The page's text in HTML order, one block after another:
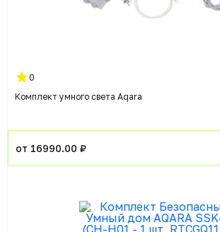
0
Комплект умного света Aqara
от 16990.00 ₽